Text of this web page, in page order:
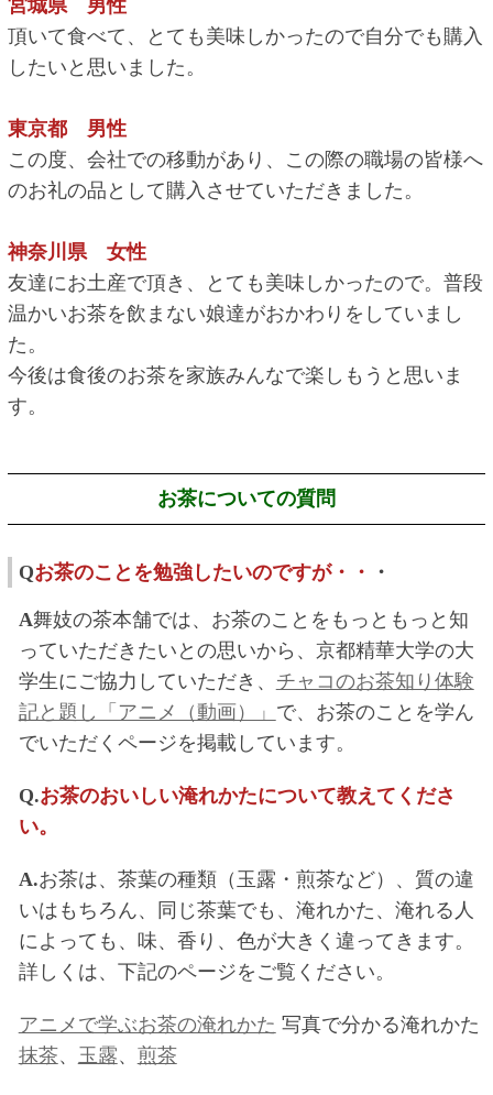
宮城県 男性
頂いて食べて、とても美味しかったので自分でも購入
したいと思いました。
東京都 男性
この度、会社での移動があり、この際の職場の皆様へ
のお礼の品として購入させていただきました。
神奈川県 女性
友達にお土産で頂き、とても美味しかったので。普段
温かいお茶を飲まない娘達がおかわりをしていまし
た。
今後は食後のお茶を家族みんなで楽しもうと思いま
す。
お茶についての質問
Qお茶のことを勉強したいのですが・・ ・
A舞妓の茶本舗では、お茶のことをもっともっと知
っていただきたいとの思いから、京都精華大学の大
学生にご協力していただき、 チャコのお茶知り体験
記と題し「アニメ（動画）」 で、お茶のことを学ん
でいただくページを掲載しています。
Q.お茶のおいしい淹れかたについて教えてくださ
い。
A.お茶は、茶葉の種類（玉露・煎茶など）、質の違
いはもちろん、同じ茶葉でも、淹れかた、淹れる人
によっても、味、香り、色が大きく違ってきます。
詳しくは、下記のページをご覧ください。
アニメで学ぶお茶の淹れかた 写真で分かる淹れかた
抹茶、 玉露、 煎茶